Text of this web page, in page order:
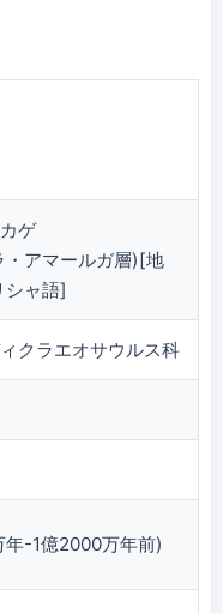
ゲ
アマールガ層)[地
ャ語]
クラエオサウルス科
-1億2000万年前)